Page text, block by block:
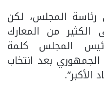
المجلس، لكن
الكثير من المعارك
المجلس كلمة
بعد انتخاب